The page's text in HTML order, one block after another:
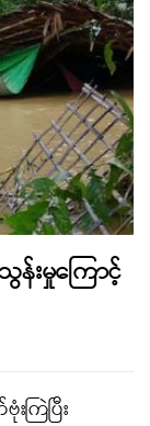
းမှုကြောင့်
ြဲပြီး